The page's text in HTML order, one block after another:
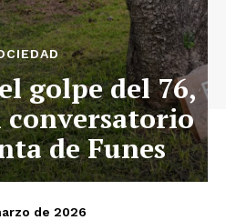
golpe del 76,
de Funes
de 2026